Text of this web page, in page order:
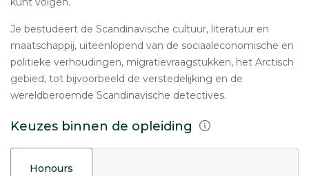
Je bestudeert de Scandinavische cultuur, literatuur en
maatschappij, uiteenlopend van de sociaaleconomische en
politieke verhoudingen, migratievraagstukken, het Arctisch
gebied, tot bijvoorbeeld de verstedelijking en de
wereldberoemde Scandinavische detectives.
Keuzes binnen de opleiding
Honours